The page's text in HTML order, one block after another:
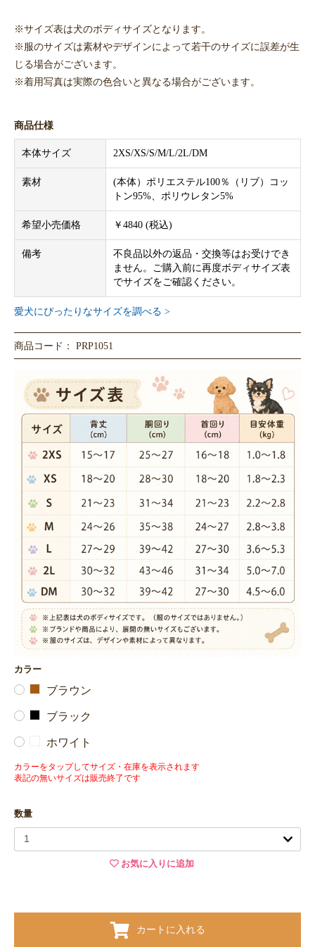
※サイズ表は犬のボディサイズとなります。
※服のサイズは素材やデザインによって若干のサイズに誤差が生
じる場合がございます。
※着用写真は実際の色合いと異なる場合がございます。
商品仕様
本体サイズ 2XS/XS/S/M/L/2L/DM
素材
(本体）ポリエステル100％（リブ）コッ
トン95%、ポリウレタン5%
希望小売価格 ￥4840 (税込)
備考
不良品以外の返品・交換等はお受けでき
ません。ご購入前に再度ボディサイズ表
でサイズをご確認ください。
愛犬にぴったりなサイズを調べる >
商品コード： PRP1051
カラー
ブラウン
ブラック
ホワイト
カラーをタップしてサイズ・在庫を表示されます
表記の無いサイズは販売終了です
数量
お気に入りに追加
カートに入れる